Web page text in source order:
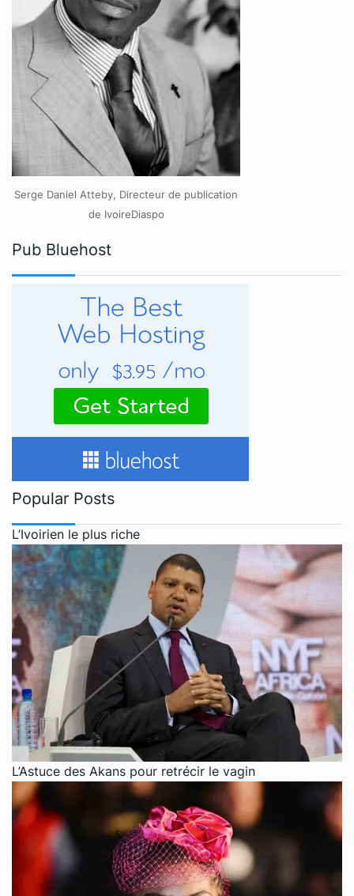
Serge Daniel Atteby, Directeur de publication
de IvoireDiaspo
Pub Bluehost
Popular Posts
L’Ivoirien le plus riche
L’Astuce des Akans pour retrécir le vagin